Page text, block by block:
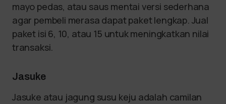
mayo pedas, atau saus mentai versi sederhana
agar pembeli merasa dapat paket lengkap. Jual
paket isi 6, 10, atau 15 untuk meningkatkan nilai
transaksi.
Jasuke
Jasuke atau jagung susu keju adalah camilan